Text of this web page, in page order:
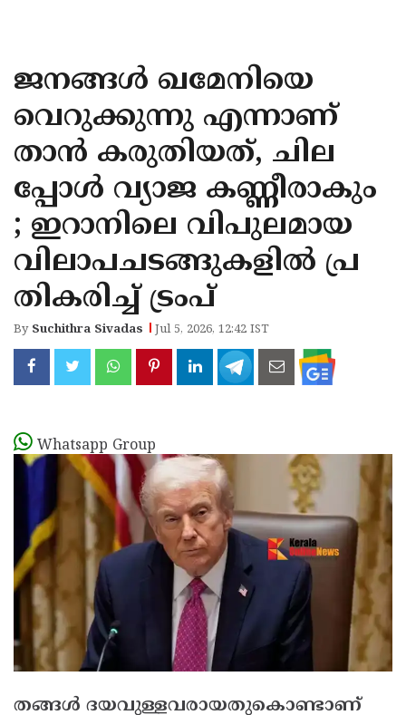
KANNUR
KASARAGOD
ജനങ്ങള്‍ ഖമേനിയെ
വെറുക്കുന്നു എന്നാണ്
താന്‍ കരുതിയത്, ചില
പ്പോള്‍ വ്യാജ കണ്ണീരാകും
; ഇറാനിലെ വിപുലമായ
വിലാപചടങ്ങുകളില്‍ പ്ര
തികരിച്ച് ട്രംപ്
By Suchithra Sivadas Jul 5, 2026, 12:42 IST
Whatsapp Group
തങ്ങള്‍ ദയവുള്ളവരായതുകൊണ്ടാണ്